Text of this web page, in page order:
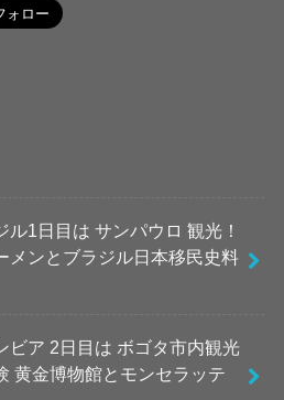
ル1日目は サンパウロ 観光！
メンとブラジル日本移民史料
ビア 2日目は ボゴタ市内観光
黄金博物館とモンセラッテ